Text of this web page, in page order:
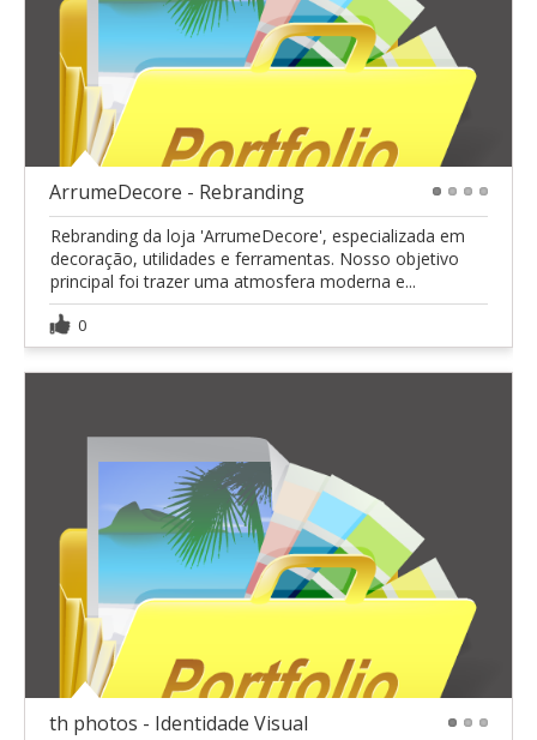
ArrumeDecore - Rebranding
Rebranding da loja 'ArrumeDecore', especializada em
decoração, utilidades e ferramentas. Nosso objetivo
principal foi trazer uma atmosfera moderna e...
0
th photos - Identidade Visual